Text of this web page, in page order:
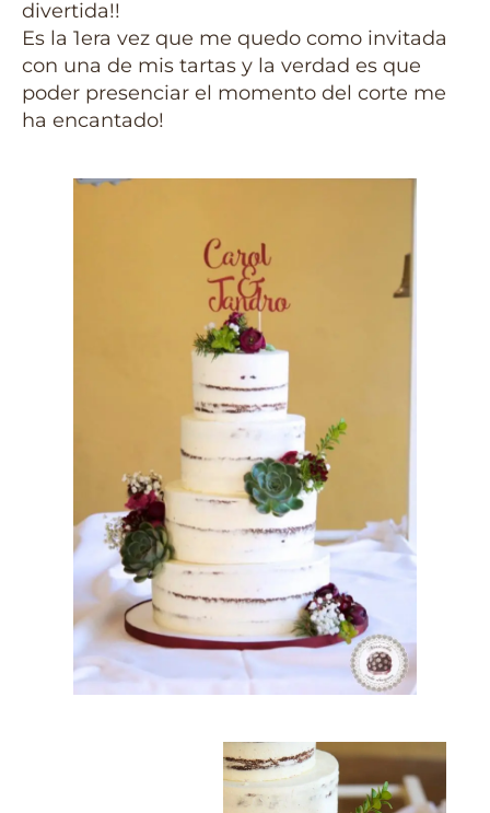
divertida!!
Es la 1era vez que me quedo como invitada
con una de mis tartas y la verdad es que
poder presenciar el momento del corte me
ha encantado!